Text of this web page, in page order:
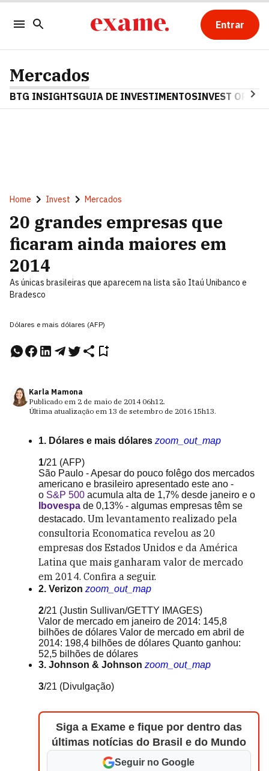
Entrar
Mercados
BTG INSIGHTSGUIA DE INVESTIMENTOSINVEST OPINA
Home Invest Mercados
20 grandes empresas que
ficaram ainda maiores em
2014
As únicas brasileiras que aparecem na lista são Itaú Unibanco e
Bradesco
Dólares e mais dólares (AFP)
Karla Mamona
Publicado em 2 de maio de 2014 06h12.
Última atualização em 13 de setembro de 2016 15h13.
1. Dólares e mais dólares zoom_out_map
1/21 (AFP)
São Paulo - Apesar do pouco folêgo dos mercados
americano e brasileiro apresentado este ano -
o S&P 500 acumula alta de 1,7% desde janeiro e o
Ibovespa de 0,13% - algumas empresas têm se
destacado. Um levantamento realizado pela
consultoria Economatica revelou as 20
empresas dos Estados Unidos e da América
Latina que mais ganharam valor de mercado
em 2014. Confira a seguir.
2. Verizon zoom_out_map
2/21 (Justin Sullivan/GETTY IMAGES)
Valor de mercado em janeiro de 2014: 145,8
bilhões de dólares Valor de mercado em abril de
2014: 198,4 bilhões de dólares Quanto ganhou:
52,5 bilhões de dólares
3. Johnson & Johnson zoom_out_map
3/21 (Divulgação)
Siga a Exame e fique por dentro das
últimas notícias do Brasil e do Mundo
Seguir no Google